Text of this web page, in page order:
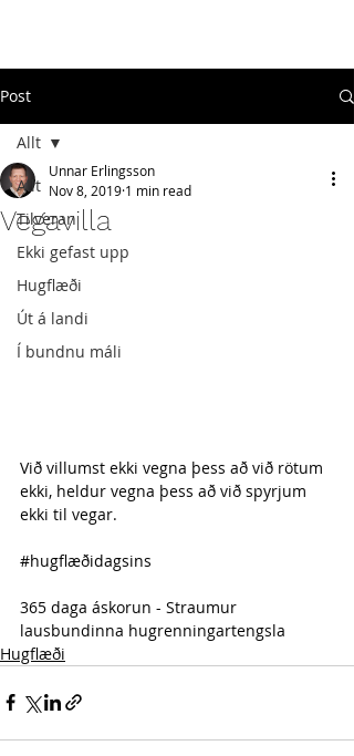
Post
Allt
Tilveran
Ekki gefast upp
Hugflæði
Út á landi
Í bundnu máli
Allt
Vegavilla
Unnar Erlingsson
Nov 8, 2019 1 min read
Við villumst ekki vegna þess að við rötum
ekki, heldur vegna þess að við spyrjum
ekki til vegar.
#hugflæðidagsins
365 daga áskorun - Straumur
lausbundinna hugrenningartengsla
Hugflæði